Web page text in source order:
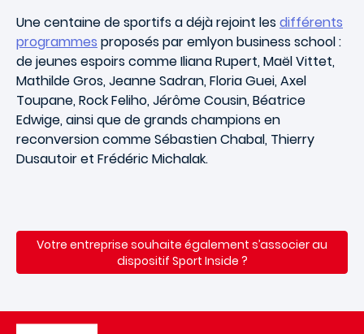
Une centaine de sportifs a déjà rejoint lesdifférents
programmes proposés par emlyon business school :
de jeunes espoirs comme Iliana Rupert, Maël Vittet,
Mathilde Gros, Jeanne Sadran, Floria Guei, Axel
Toupane, Rock Feliho, Jérôme Cousin, Béatrice
Edwige, ainsi que de grands champions en
reconversion comme Sébastien Chabal, Thierry
Dusautoir et Frédéric Michalak.
Votre entreprise souhaite également s’associer au
dispositif Sport Inside ?